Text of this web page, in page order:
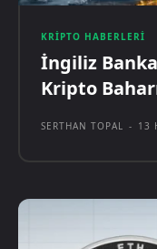
KRIPTO HABERLERI
İngiliz
Kripto
SERTHAN TOPAL - 13